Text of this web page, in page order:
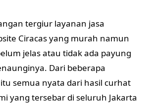
tergiur layanan jasa
Ciracas yang murah namun
jelas atau tidak ada payung
Dari beberapa
semua nyata dari hasil curhat
yang tersebar di seluruh Jakarta